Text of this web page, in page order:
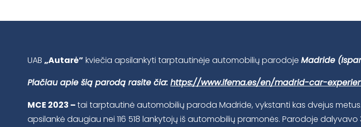
UAB „Autarė” kviečia apsilankyti tarptautinėje automobilių parodoje Madride
Plačiau apie šią parodą rasite čia: https://www.ifema.es/en/madrid-car-
MCE 2023 –tai tarptautinė automobilių paroda Madride, vykstanti kas dvejus
apsilankė daugiau nei 116 518 lankytojų iš automobilių pramonės. Parodoje